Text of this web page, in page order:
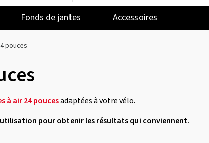
Fonds de jantes Accessoires
pouces
à air 24 poucesadaptées à votre vélo.
pour obtenir les résultats qui conviennent.